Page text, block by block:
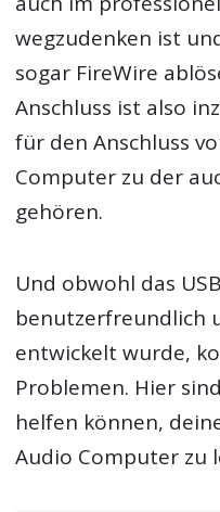
wegzudenken ist
sogar FireWire
Anschluss ist also
für den Anschluss
Computer zu der
gehören.
Und obwohl das
benutzerfreundlich
entwickelt wurde,
Problemen. Hier
helfen können,
Audio Computer zu